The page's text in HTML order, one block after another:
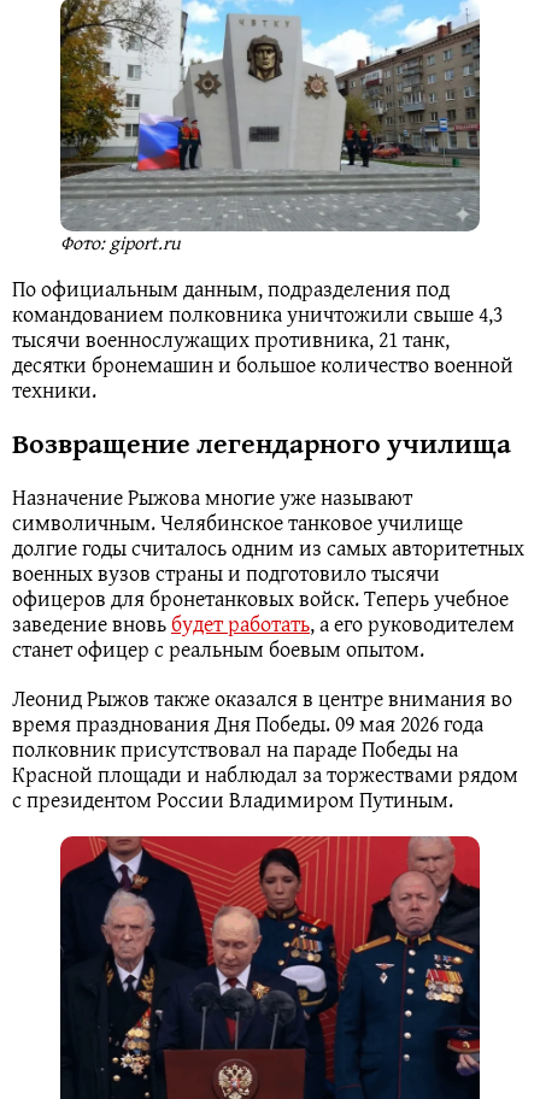
Фото: giport.ru
По официальным данным, подразделения под
командованием полковника уничтожили свыше 4,3
тысячи военнослужащих противника, 21 танк,
десятки бронемашин и большое количество военной
техники.
Возвращение легендарного училища
Назначение Рыжова многие уже называют
символичным. Челябинское танковое училище
долгие годы считалось одним из самых авторитетных
военных вузов страны и подготовило тысячи
офицеров для бронетанковых войск. Теперь учебное
заведение вновьбудет работать, а его руководителем
станет офицер с реальным боевым опытом.
Леонид Рыжов также оказался в центре внимания во
время празднования Дня Победы. 09 мая 2026 года
полковник присутствовал на параде Победы на
Красной площади и наблюдал за торжествами рядом
с президентом России Владимиром Путиным.